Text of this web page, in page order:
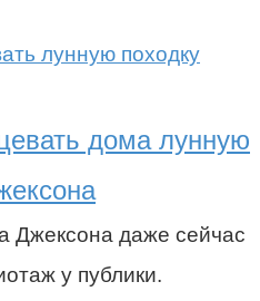
дома лунную
Джексона даже сейчас
у публики.